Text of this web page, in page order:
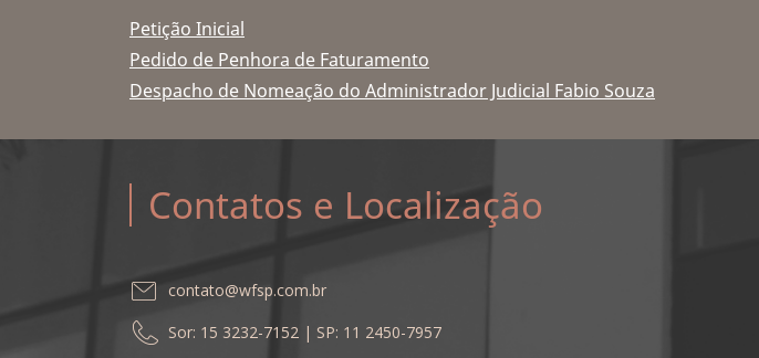
Petição Inicial
Pedido de Penhora de Faturamento
Despacho de Nomeação do Administrador Judicial Fabio Souza
Contatos e Localização
contato@wfsp.com.br
Sor: 15 3232-7152 | SP: 11 2450-7957